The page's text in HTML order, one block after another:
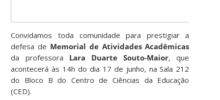
Convidamos toda comunidade para prestigiar a
defesa de Memorial de Atividades Acadêmicas
da professora Lara Duarte Souto-Maior, que
acontecerá às 14h do dia 17 de junho, na Sala 212
do Bloco B do Centro de Ciências da Educação
(CED).